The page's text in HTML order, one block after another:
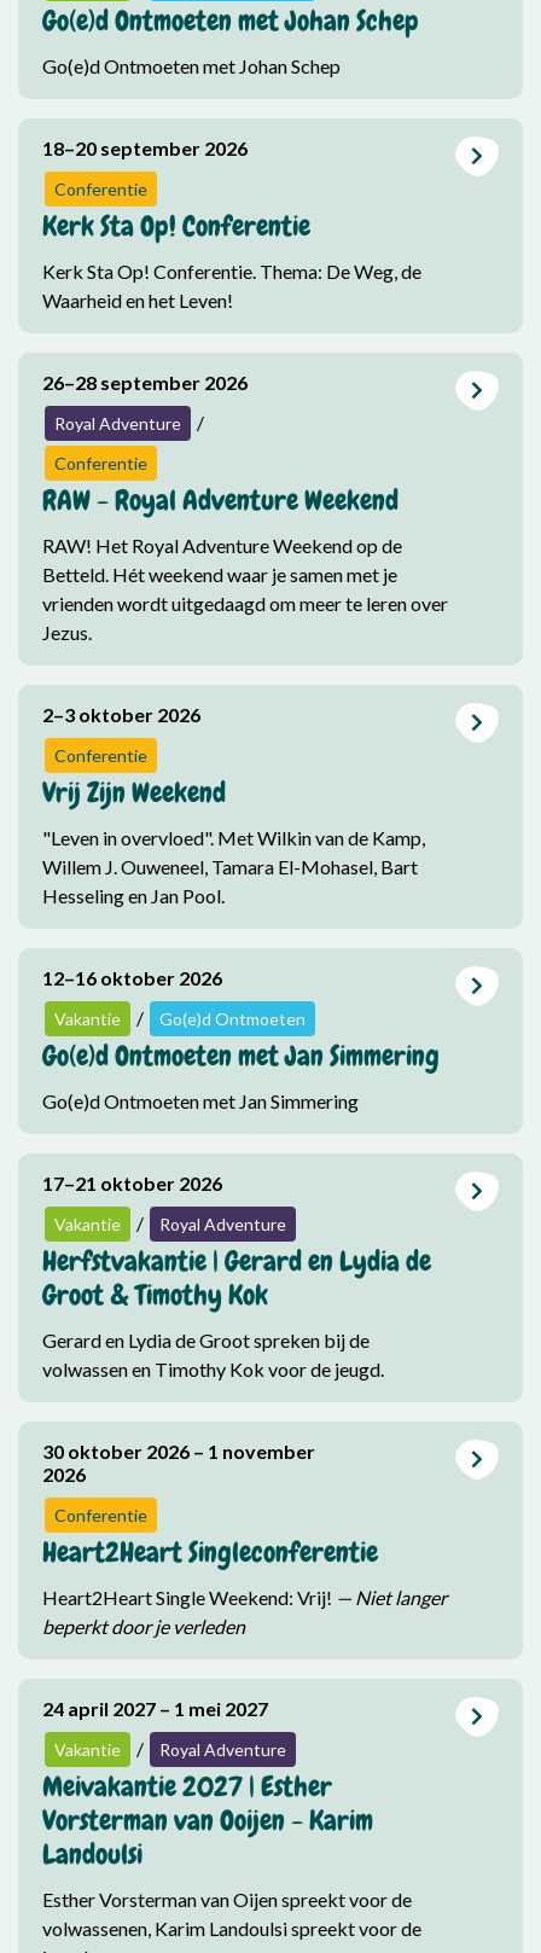
Go(e)d Ontmoeten met Johan Schep
Go(e)d Ontmoeten met Johan Schep
18–20 september 2026
Conferentie
Kerk Sta Op! Conferentie
Kerk Sta Op! Conferentie. Thema: De Weg, de
Waarheid en het Leven!
26–28 september 2026
Royal Adventure /
Conferentie
RAW - Royal Adventure Weekend
RAW! Het Royal Adventure Weekend op de
Betteld. Hét weekend waar je samen met je
vrienden wordt uitgedaagd om meer te leren over
Jezus.
2–3 oktober 2026
Conferentie
Vrij Zijn Weekend
"Leven in overvloed". Met Wilkin van de Kamp,
Willem J. Ouweneel, Tamara El-Mohasel, Bart
Hesseling en Jan Pool.
12–16 oktober 2026
Vakantie / Go(e)d Ontmoeten
Go(e)d Ontmoeten met Jan Simmering
Go(e)d Ontmoeten met Jan Simmering
17–21 oktober 2026
Vakantie / Royal Adventure
Herfstvakantie | Gerard en Lydia de
Groot & Timothy Kok
Gerard en Lydia de Groot spreken bij de
volwassen en Timothy Kok voor de jeugd.
30 oktober 2026 – 1 november
2026
Conferentie
Heart2Heart Singleconferentie
Heart2Heart Single Weekend: Vrij! — Niet langer
beperkt door je verleden
24 april 2027 – 1 mei 2027
Vakantie / Royal Adventure
Meivakantie 2027 | Esther
Vorsterman van Ooijen - Karim
Landoulsi
Esther Vorsterman van Oijen spreekt voor de
volwassenen, Karim Landoulsi spreekt voor de